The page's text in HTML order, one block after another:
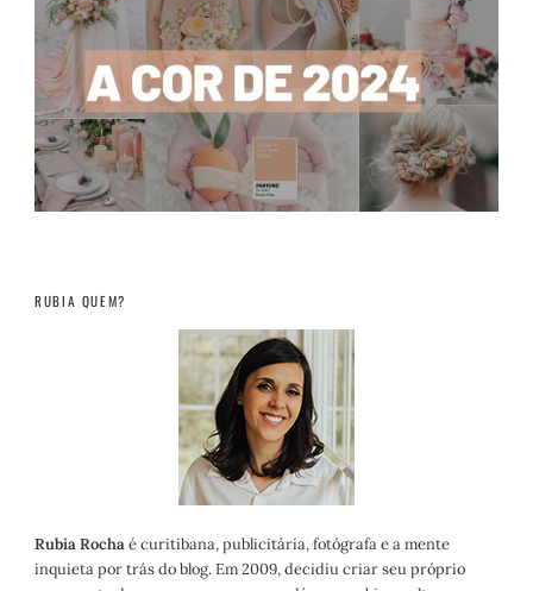
RUBIA QUEM?
Rubia Rochaé curitibana, publicitária, fotógrafa e a mente
inquieta por trás do blog. Em 2009, decidiu criar seu próprio